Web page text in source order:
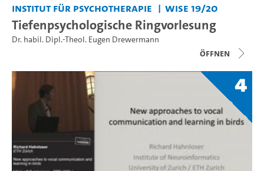
Institut für Psychotherapie WiSe 19/20
Tiefenpsychologische Ringvorlesung
Dr. habil. Dipl.-Theol. Eugen Drewermann
Öffnen
4